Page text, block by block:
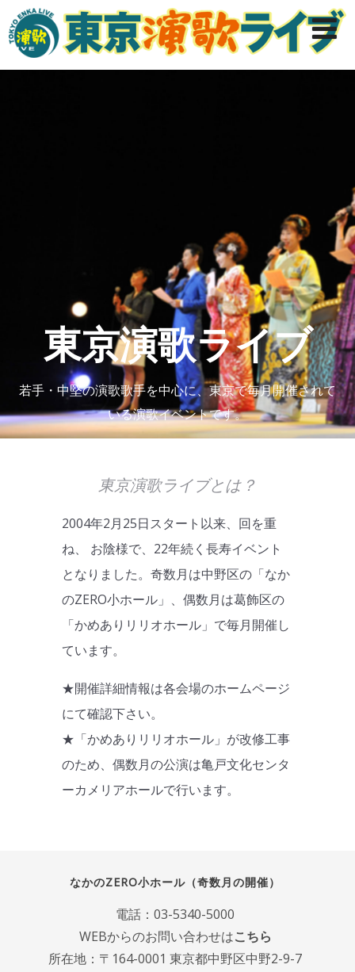
東京演歌ライブ
若手・中堅の演歌歌手を中心に、東京で毎月開催されて
いる演歌イベントです。
東京演歌ライブとは？
2004年2月25日スタート以来、回を重
ね、 お陰様で、22年続く長寿イベント
となりました。奇数月は中野区の「なか
のZERO小ホール」、偶数月は葛飾区の
「かめありリリオホール」で毎月開催し
ています。
★開催詳細情報は各会場のホームページ
にて確認下さい。
★「かめありリリオホール」が改修工事
のため、偶数月の公演は亀戸文化センタ
ーカメリアホールで行います。
なかのZERO小ホール（奇数月の開催）
電話：03-5340-5000
WEBからのお問い合わせはこちら
所在地：〒164-0001 東京都中野区中野2-9-7